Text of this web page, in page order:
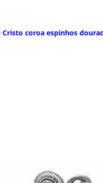
Cristo coroa espinhos